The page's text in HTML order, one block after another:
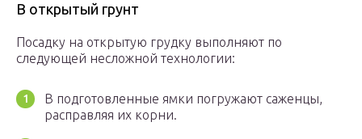
В открытый грунт
Посадку на открытую грудку выполняют по
следующей несложной технологии:
В подготовленные ямки погружают саженцы,
расправляя их корни.